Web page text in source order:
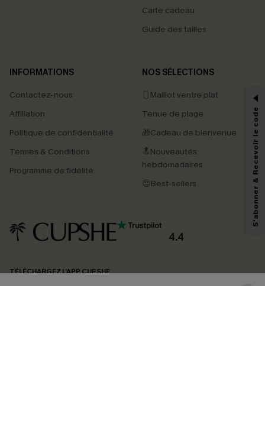
Carte cadeau
Guide des tailles
INFORMATIONS
Contactez-nous
Affiliation
Politique de confidentialité
Termes & Conditions
Programme de fidélité
NOS SÉLECTIONS
🩱Maillot ventre plat
Tenue de plage
🎁Cadeau de bienvenue
🔝Nouveautés
hebdomadaires
😍Best-sellers
4.4
TÉLÉCHARGEZ L’APP CUPSHE
PROFITEZ DE -15%
-15% dès 2 Achetés par E-mail
*Un code par commande, valable une seule fois.
En soumettant votre adresse e-mail, vous acceptez de recevoir des e-mails
marketing (y compris du contenu généré par l'IA) de Cupshe et
reconnaissez avoir pris connaissance de nos
pouvons utiliser les données collectées sur notre site ainsi que des
produits susceptibles de vous intéresser, conformément à notre
Politique de
confidentialité
. Vous pouvez vous désabonner à tout moment.
S'abonner & Recevoir le code